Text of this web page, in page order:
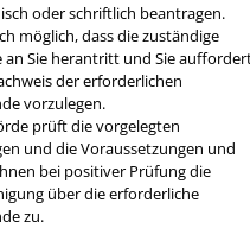
oder schriftlich beantragen.
möglich, dass die zuständige
an Sie herantritt und Sie
der erforderlichen
vorzulegen.
prüft die vorgelegten
und die Voraussetzungen und
bei positiver Prüfung die
über die erforderliche
zu.